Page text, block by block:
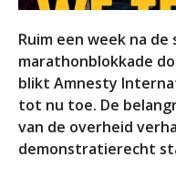
Ruim een week na
marathonblokkade
blikt Amnesty
tot nu toe. De
van de overheid
demonstratierecht